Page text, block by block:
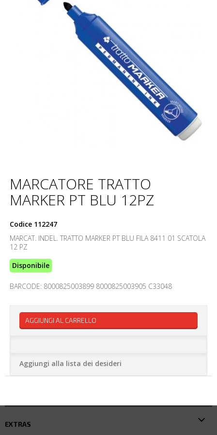
MARCATORE TRATTO
MARKER PT BLU 12PZ
Codice 112247
MARCAT. INDEL. TRATTO MARKER PT BLU FILA 8411 01 SCATOLA
12 PZ
Disponibile
BARCODE: 8000825003899 8000825003905 C33048
AGGIUNGI AL CARRELLO
Aggiungi alla lista dei desideri
EXTRAS